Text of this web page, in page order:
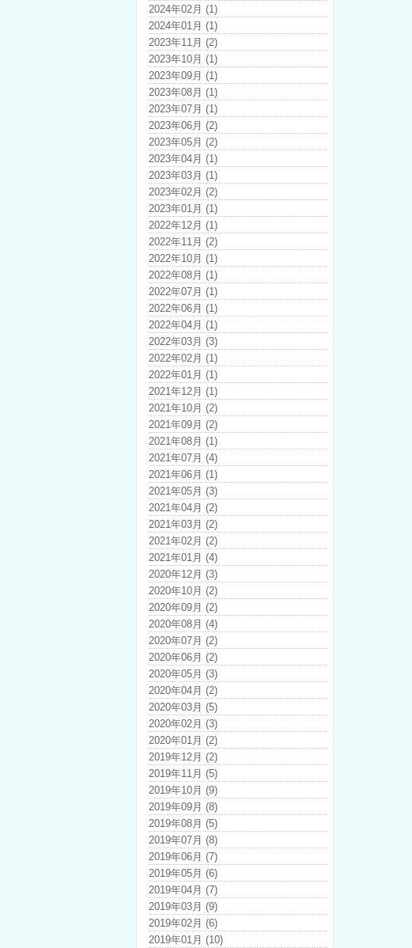
2024年02月 (1)
2024年01月 (1)
2023年11月 (2)
2023年10月 (1)
2023年09月 (1)
2023年08月 (1)
2023年07月 (1)
2023年06月 (2)
2023年05月 (2)
2023年04月 (1)
2023年03月 (1)
2023年02月 (2)
2023年01月 (1)
2022年12月 (1)
2022年11月 (2)
2022年10月 (1)
2022年08月 (1)
2022年07月 (1)
2022年06月 (1)
2022年04月 (1)
2022年03月 (3)
2022年02月 (1)
2022年01月 (1)
2021年12月 (1)
2021年10月 (2)
2021年09月 (2)
2021年08月 (1)
2021年07月 (4)
2021年06月 (1)
2021年05月 (3)
2021年04月 (2)
2021年03月 (2)
2021年02月 (2)
2021年01月 (4)
2020年12月 (3)
2020年10月 (2)
2020年09月 (2)
2020年08月 (4)
2020年07月 (2)
2020年06月 (2)
2020年05月 (3)
2020年04月 (2)
2020年03月 (5)
2020年02月 (3)
2020年01月 (2)
2019年12月 (2)
2019年11月 (5)
2019年10月 (9)
2019年09月 (8)
2019年08月 (5)
2019年07月 (8)
2019年06月 (7)
2019年05月 (6)
2019年04月 (7)
2019年03月 (9)
2019年02月 (6)
2019年01月 (10)